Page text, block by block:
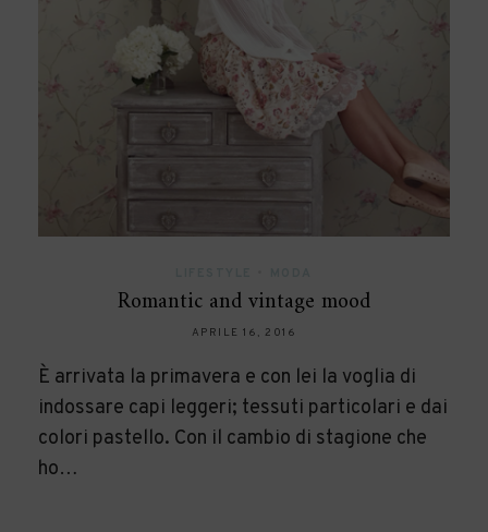
Romantic and vintage mood
APRILE 16, 2016
È arrivata la primavera e con lei la voglia di
indossare capi leggeri; tessuti particolari e dai
colori pastello. Con il cambio di stagione che
ho…